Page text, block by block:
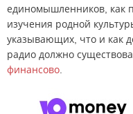
единомышленников, как
изучения родной
указывающих, что и как
радио должно
финансово